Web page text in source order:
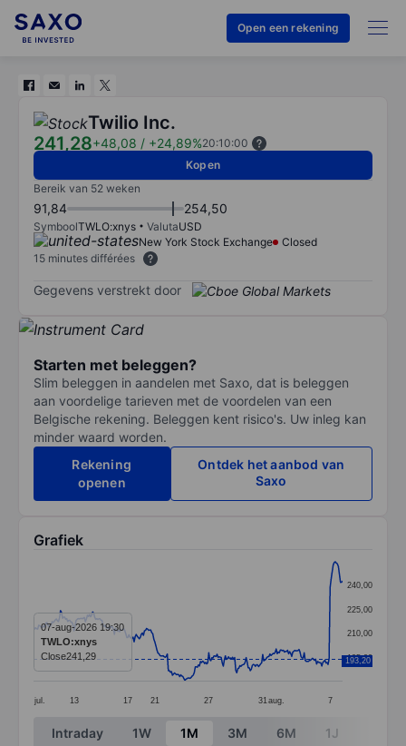
Open een rekening
Twilio Inc.
241,28+48,08 / +24,89%20:10:00
Kopen
Bereik van 52 weken
91,84 254,50
SymboolTWLO:xnys ValutaUSD
New York Stock Exchange
Closed
15 minutes différées
Gegevens verstrekt door
Starten met beleggen?
Slim beleggen in aandelen met Saxo, dat is beleggen
aan voordelige tarieven met de voordelen van een
Belgische rekening. Beleggen kent risico's. Uw inleg kan
minder waard worden.
Rekening
openen
Ontdek het aanbod van
Saxo
Grafiek
The chart has 1 X axis displaying categories.
The chart has 1 Y axis displaying values. Data
jul. 13 17 21 27 31 aug. 7
195,00
210,00
225,00
240,00
193,20
07-aug-2026 19:30
TWLO:xnys
Close241,29
End of interactive chart.
Intraday 1W 1M 3M 6M 1J